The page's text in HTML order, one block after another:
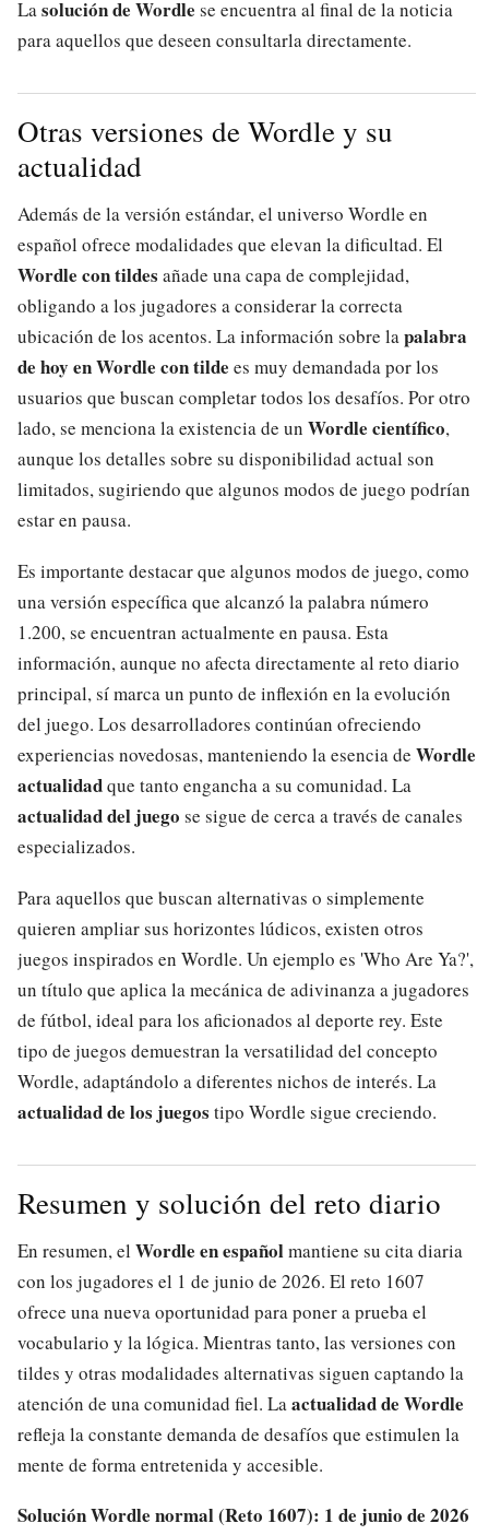
Lasolución de Wordle se encuentra al final de la noticia
para aquellos que deseen consultarla directamente.
Otras versiones de Wordle y su
actualidad
Además de la versión estándar, el universo Wordle en
español ofrece modalidades que elevan la dificultad. El
Wordle con tildes añade una capa de complejidad,
obligando a los jugadores a considerar la correcta
ubicación de los acentos. La información sobre lapalabra
de hoy en Wordle con tilde es muy demandada por los
usuarios que buscan completar todos los desafíos. Por otro
lado, se menciona la existencia de un Wordle científico,
aunque los detalles sobre su disponibilidad actual son
limitados, sugiriendo que algunos modos de juego podrían
estar en pausa.
Es importante destacar que algunos modos de juego, como
una versión específica que alcanzó la palabra número
1.200, se encuentran actualmente en pausa. Esta
información, aunque no afecta directamente al reto diario
principal, sí marca un punto de inflexión en la evolución
del juego. Los desarrolladores continúan ofreciendo
experiencias novedosas, manteniendo la esencia de Wordle
actualidadque tanto engancha a su comunidad. La
actualidad del juego se sigue de cerca a través de canales
especializados.
Para aquellos que buscan alternativas o simplemente
quieren ampliar sus horizontes lúdicos, existen otros
juegos inspirados en Wordle. Un ejemplo es 'Who Are Ya?',
un título que aplica la mecánica de adivinanza a jugadores
de fútbol, ideal para los aficionados al deporte rey. Este
tipo de juegos demuestran la versatilidad del concepto
Wordle, adaptándolo a diferentes nichos de interés. La
actualidad de los juegos tipo Wordle sigue creciendo.
Resumen y solución del reto diario
En resumen, el Wordle en españolmantiene su cita diaria
con los jugadores el 1 de junio de 2026. El reto 1607
ofrece una nueva oportunidad para poner a prueba el
vocabulario y la lógica. Mientras tanto, las versiones con
tildes y otras modalidades alternativas siguen captando la
atención de una comunidad fiel. Laactualidad de Wordle
refleja la constante demanda de desafíos que estimulen la
mente de forma entretenida y accesible.
Solución Wordle normal (Reto 1607): 1 de junio de 2026